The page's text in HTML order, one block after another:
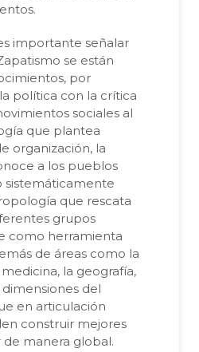
importante señalar
se están
por
política con la crítica
sociales al
que plantea
organización, la
a los pueblos
sistemáticamente
que rescata
grupos
como herramienta
de áreas como la
la geografía,
dimensiones del
en articulación
construir mejores
de manera global.